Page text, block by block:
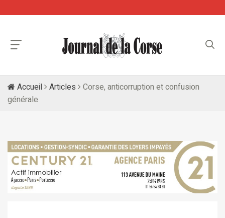
Accueil Articles
Corse, anticorruption et confusion
générale